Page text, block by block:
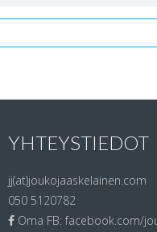
YHTEYSTIEDOT
jj(at)joukojaaskelainen.com
050 5120782
Oma FB: facebook.com/